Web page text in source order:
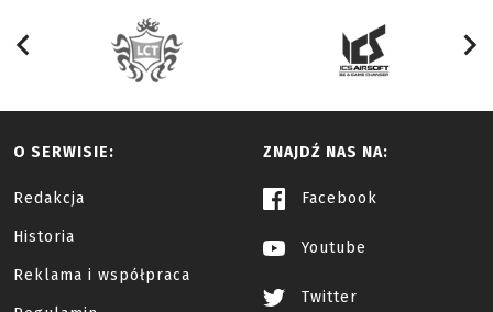
O SERWISIE:
Redakcja
Historia
Reklama i współpraca
ZNAJDŹ NAS NA:
Facebook
Youtube
Twitter